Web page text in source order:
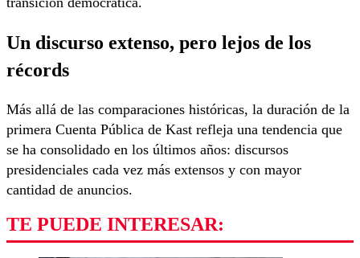
Un discurso extenso, pero lejos de los
récords
Más allá de las comparaciones históricas, la duración de la
primera Cuenta Pública de Kast refleja una tendencia que
se ha consolidado en los últimos años: discursos
presidenciales cada vez más extensos y con mayor
cantidad de anuncios.
TE PUEDE INTERESAR: